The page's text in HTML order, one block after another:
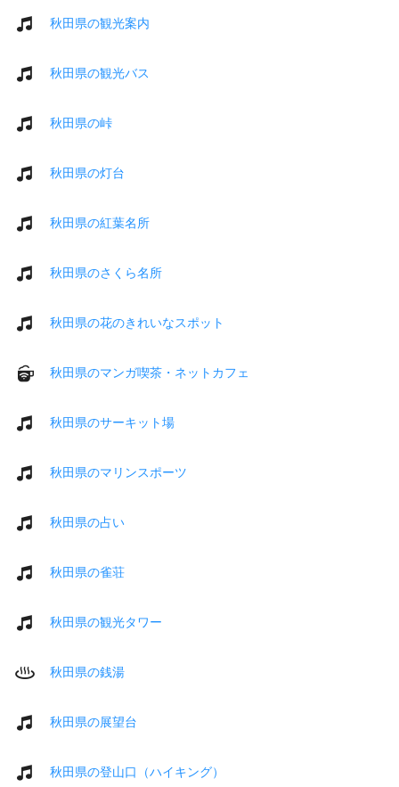
秋田県の観光案内
秋田県の観光バス
秋田県の峠
秋田県の灯台
秋田県の紅葉名所
秋田県のさくら名所
秋田県の花のきれいなスポット
秋田県のマンガ喫茶・ネットカフェ
秋田県のサーキット場
秋田県のマリンスポーツ
秋田県の占い
秋田県の雀荘
秋田県の観光タワー
秋田県の銭湯
秋田県の展望台
秋田県の登山口（ハイキング）